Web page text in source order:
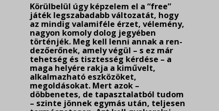
Körülbelül úgy képzelem el a “free”
játék legszabadabb változatát, hogy
az mindig valami­féle érzet, vélemény,
nagyon komoly dolog jegyében
történjék. Meg kell lenni annak a ren­
dezőerőnek, amely végül – s ez már
tehetség és tisztesség kérdése – a
maga helyére rakja a kiművelt,
alkalmazható eszközöket,
megoldásokat. Mert azok –
döbbenetes, de tapasztalatból tudom
– szinte jönnek egymás után, teljesen